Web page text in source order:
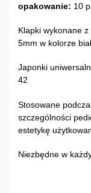
opakowanie: 10
Klapki wykonane
5mm w kolorze
Japonki
42
Stosowane
szczególności
estetykę
Niezbędne w